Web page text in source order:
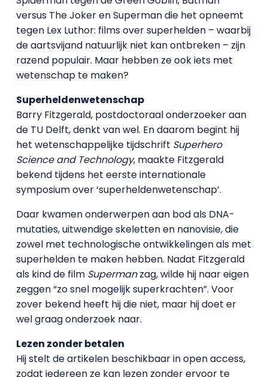
versus The Joker en Superman die het opneemt
tegen Lex Luthor: films over superhelden – waarbij
de aartsvijand natuurlijk niet kan ontbreken – zijn
razend populair. Maar hebben ze ook iets met
wetenschap te maken?
Superheldenwetenschap
Barry Fitzgerald, postdoctoraal onderzoeker aan
de TU Delft, denkt van wel. En daarom begint hij
het wetenschappelijke tijdschrift Superhero
Science and Technology, maakte Fitzgerald
bekend tijdens het eerste internationale
symposium over ‘superheldenwetenschap’.
Daar kwamen onderwerpen aan bod als DNA-
mutaties, uitwendige skeletten en nanovisie, die
zowel met technologische ontwikkelingen als met
superhelden te maken hebben. Nadat Fitzgerald
als kind de film Supermanzag, wilde hij naar eigen
zeggen “zo snel mogelijk superkrachten”. Voor
zover bekend heeft hij die niet, maar hij doet er
wel graag onderzoek naar.
Lezen zonder betalen
Hij stelt de artikelen beschikbaar in open access,
zodat iedereen ze kan lezen zonder ervoor te